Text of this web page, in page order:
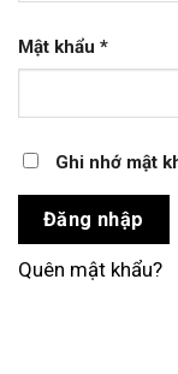
Mật khẩu *
Ghi nhớ mật
Đăng nhập
Quên mật khẩu?